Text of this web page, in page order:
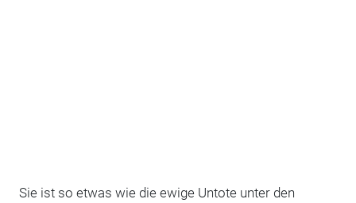
Sie ist so etwas wie die ewige Untote unter den